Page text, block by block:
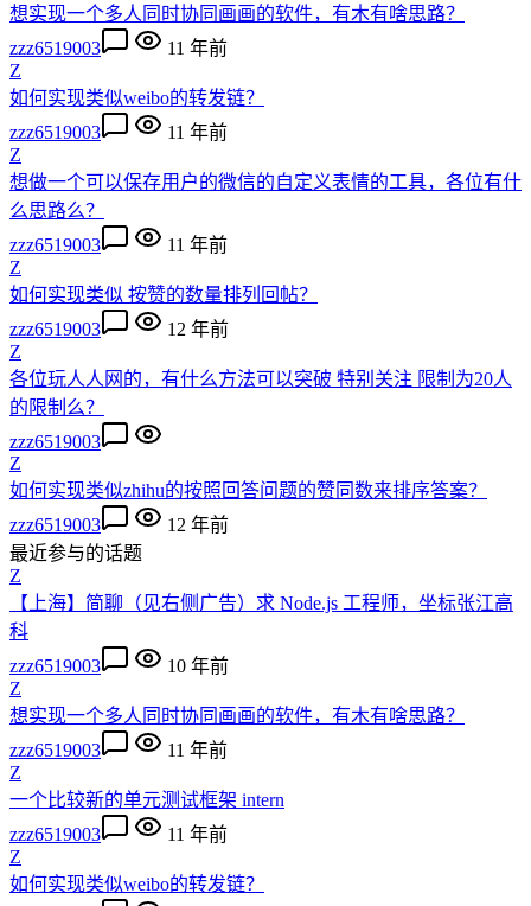
想实现一个多人同时协同画画的软件，有木有啥思路？
zzz6519003
11 年前
Z
如何实现类似weibo的转发链？
zzz6519003
11 年前
Z
想做一个可以保存用户的微信的自定义表情的工具，各位有什
么思路么？
zzz6519003
11 年前
Z
如何实现类似 按赞的数量排列回帖？
zzz6519003
12 年前
Z
各位玩人人网的，有什么方法可以突破 特别关注 限制为20人
的限制么？
zzz6519003
Z
如何实现类似zhihu的按照回答问题的赞同数来排序答案？
zzz6519003
12 年前
最近参与的话题
Z
【上海】简聊（见右侧广告）求 Node.js 工程师，坐标张江高
科
zzz6519003
10 年前
Z
想实现一个多人同时协同画画的软件，有木有啥思路？
zzz6519003
11 年前
Z
一个比较新的单元测试框架 intern
zzz6519003
11 年前
Z
如何实现类似weibo的转发链？